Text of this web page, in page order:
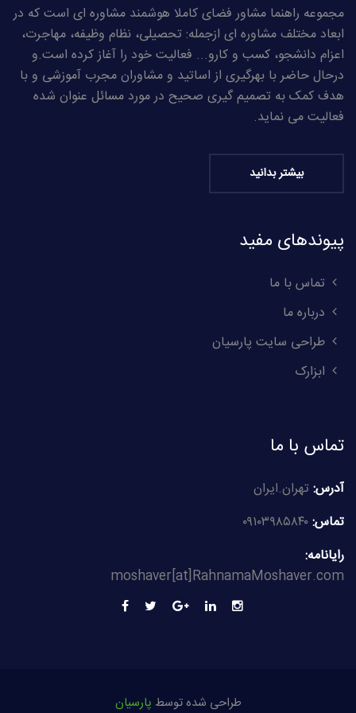
مجموعه راهنما مشاور فضای کاملا هوشمند مشاوره ای است که در
ابعاد مختلف مشاوره ای ازجمله: تحصیلی، نظام وظیفه، مهاجرت،
اعزام دانشجو، کسب و کارو... فعالیت خود را آغاز کرده است.و
درحال حاضر با بهرگیری از اساتید و مشاوران مجرب آموزشی و با
هدف کمک به تصمیم گیری صحیح در مورد مسائل عنوان شده
فعالیت می نماید.
بیشتر بدانید
پیوندهای مفید
تماس با ما
درباره ما
طراحی سایت پارسیان
ابزارک
تماس با ما
آدرس:تهران.ایران
تماس:
رایانامه:
moshaver[at]RahnamaMoshaver.com
طراحی شده توسط پارسیان